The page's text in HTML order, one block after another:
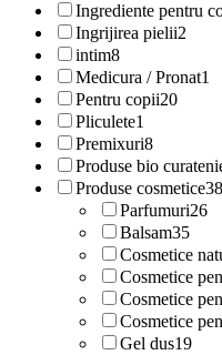
Ingrediente pentru
Ingrijirea pielii2
intim8
Medicura / Pronat1
Pentru copii20
Pliculete1
Premixuri8
Produse bio
Produse cosmetice
Parfumuri26
Balsam35
Cosmetice
Cosmetice
Cosmetice
Cosmetice
Gel dus19